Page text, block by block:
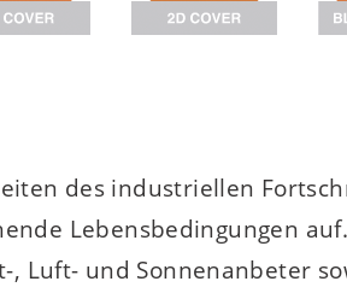
des industriellen
Lebensbedingungen
Luft- und Sonnenanbeter